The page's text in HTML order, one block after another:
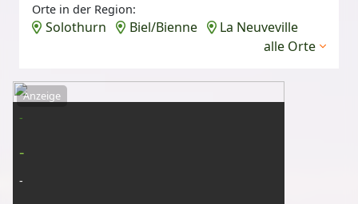
Orte in der Region:
Solothurn Biel/Bienne
La Neuveville
alle Orte
Anzeige
-
-
-